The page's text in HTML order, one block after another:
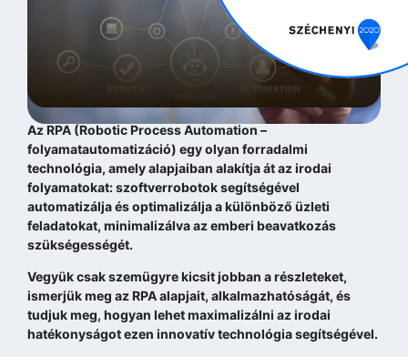
Az RPA (Robotic Process Automation –
folyamatautomatizáció) egy olyan forradalmi
technológia, amely alapjaiban alakítja át az irodai
folyamatokat: szoftverrobotok segítségével
automatizálja és optimalizálja a különböző üzleti
feladatokat, minimalizálva az emberi beavatkozás
szükségességét.
Vegyük csak szemügyre kicsit jobban a részleteket,
ismerjük meg az RPA alapjait, alkalmazhatóságát, és
tudjuk meg, hogyan lehet maximalizálni az irodai
hatékonyságot ezen innovatív technológia segítségével.